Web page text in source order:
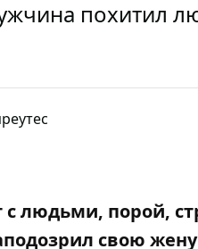
похитил
с людьми, порой,
свою